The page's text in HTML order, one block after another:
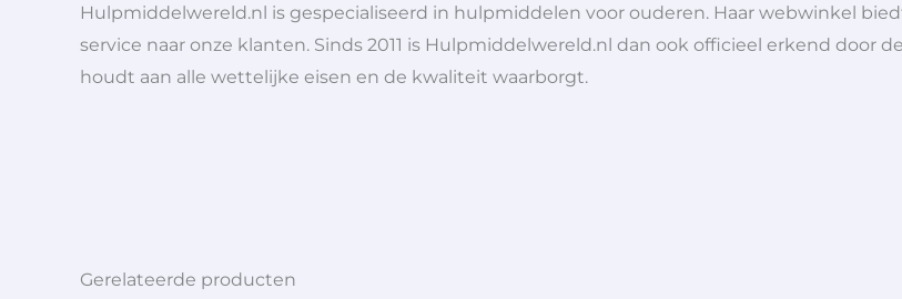
Hulpmiddelwereld.nl is gespecialiseerd in hulpmiddelen voor ouderen. Haar webwinkel
service naar onze klanten. Sinds 2011 is Hulpmiddelwereld.nl dan ook officieel erkend door
houdt aan alle wettelijke eisen en de kwaliteit waarborgt.
Gerelateerde producten